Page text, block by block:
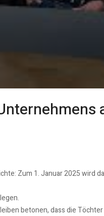
Zum 1. Januar 2025 wird
betonen, dass die